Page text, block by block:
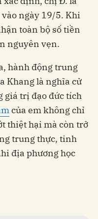
ngày 19/5. Khi
toàn bộ số tiền
nguyên vẹn.
hành động trung
Khang là nghĩa cử
giá trị đạo đức tích
của em không chỉ
thiệt hại mà còn trở
trung thực, tinh
địa phương học